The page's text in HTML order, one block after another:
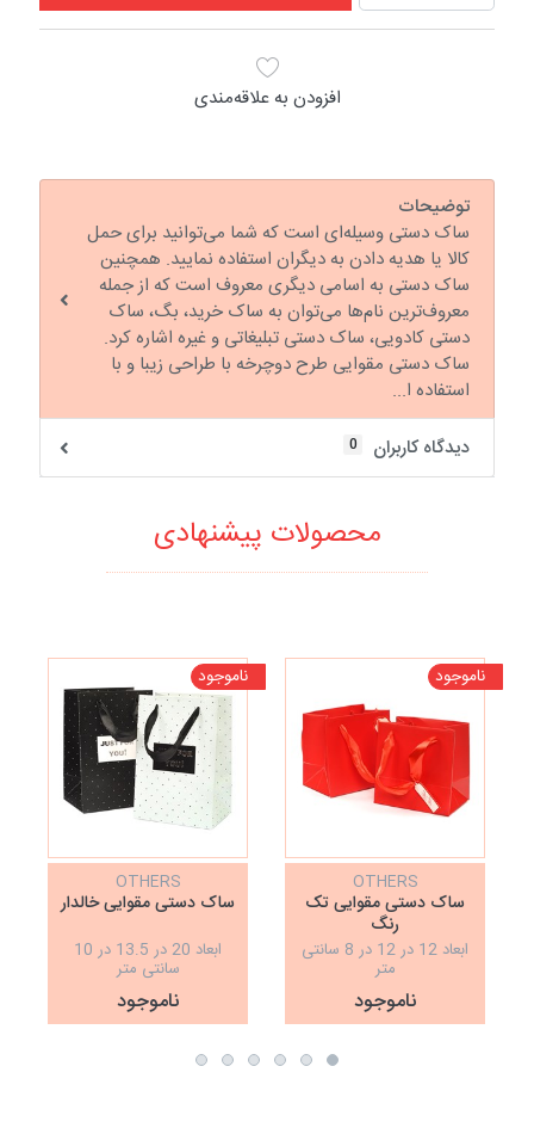
افزودن به علاقه‌مندی
توضیحات
ساک دستی وسیله‌ای است که شما می‌توانید برای حمل
کالا یا هدیه دادن به دیگران استفاده نمایید. همچنین
ساک دستی به اسامی دیگری معروف است که از جمله
معروف‌ترین نام‌ها می‌توان به ساک خرید، بگ، ساک
دستی کادویی، ساک دستی تبلیغاتی و غیره اشاره کرد.
ساک دستی مقوایی طرح دوچرخه با طراحی زیبا و با
استفاده ا...
دیدگاه کاربران
0
محصولات پیشنهادی
ناموجود
OTHERS
ساک دستی مقوایی تک
رنگ
ابعاد 12 در 12 در 8 سانتی
متر
ناموجود
ناموجود
OTHERS
ساک دستی مقوایی خالدار
ابعاد 20 در 13.5 در 10
سانتی متر
ناموجود